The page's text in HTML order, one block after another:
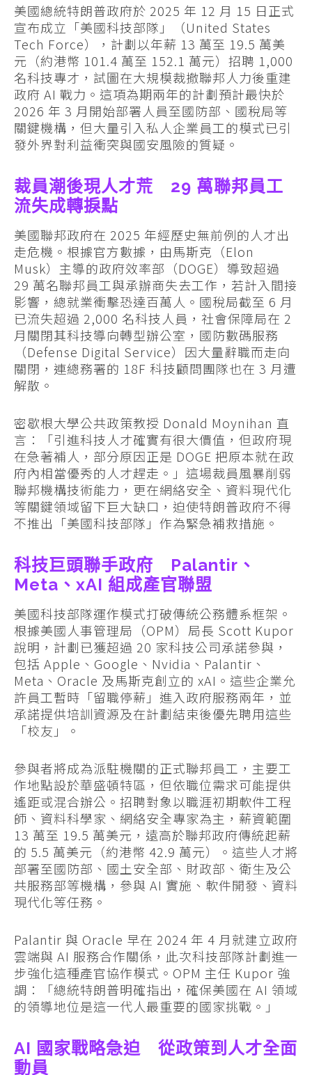
美國總統特朗普政府於 2025 年 12 月 15 日正式
宣布成立「美國科技部隊」（United States
Tech Force），計劃以年薪 13 萬至 19.5 萬美
元（約港幣 101.4 萬至 152.1 萬元）招聘 1,000
名科技專才，試圖在大規模裁撤聯邦人力後重建
政府 AI 戰力。這項為期兩年的計劃預計最快於
2026 年 3 月開始部署人員至國防部、國稅局等
關鍵機構，但大量引入私人企業員工的模式已引
發外界對利益衝突與國安風險的質疑。
裁員潮後現人才荒 29 萬聯邦員工
流失成轉捩點
美國聯邦政府在 2025 年經歷史無前例的人才出
走危機。根據官方數據，由馬斯克（Elon
Musk）主導的政府效率部（DOGE）導致超過
29 萬名聯邦員工與承辦商失去工作，若計入間接
影響，總就業衝擊恐達百萬人。國稅局截至 6 月
已流失超過 2,000 名科技人員，社會保障局在 2
月關閉其科技導向轉型辦公室，國防數碼服務
（Defense Digital Service）因大量辭職而走向
關閉，連總務署的 18F 科技顧問團隊也在 3 月遭
解散。
密歇根大學公共政策教授 Donald Moynihan 直
言：「引進科技人才確實有很大價值，但政府現
在急著補人，部分原因正是 DOGE 把原本就在政
府內相當優秀的人才趕走。」這場裁員風暴削弱
聯邦機構技術能力，更在網絡安全、資料現代化
等關鍵領域留下巨大缺口，迫使特朗普政府不得
不推出「美國科技部隊」作為緊急補救措施。
科技巨頭聯手政府 Palantir、
Meta、xAI 組成產官聯盟
美國科技部隊運作模式打破傳統公務體系框架。
根據美國人事管理局（OPM）局長 Scott Kupor
說明，計劃已獲超過 20 家科技公司承諾參與，
包括 Apple、Google、Nvidia、Palantir、
Meta、Oracle 及馬斯克創立的 xAI。這些企業允
許員工暫時「留職停薪」進入政府服務兩年，並
承諾提供培訓資源及在計劃結束後優先聘用這些
「校友」。
參與者將成為派駐機關的正式聯邦員工，主要工
作地點設於華盛頓特區，但依職位需求可能提供
遙距或混合辦公。招聘對象以職涯初期軟件工程
師、資料科學家、網絡安全專家為主，薪資範圍
13 萬至 19.5 萬美元，遠高於聯邦政府傳統起薪
的 5.5 萬美元（約港幣 42.9 萬元）。這些人才將
部署至國防部、國土安全部、財政部、衛生及公
共服務部等機構，參與 AI 實施、軟件開發、資料
現代化等任務。
Palantir 與 Oracle 早在 2024 年 4 月就建立政府
雲端與 AI 服務合作關係，此次科技部隊計劃進一
步強化這種產官協作模式。OPM 主任 Kupor 強
調：「總統特朗普明確指出，確保美國在 AI 領域
的領導地位是這一代人最重要的國家挑戰。」
AI 國家戰略急迫 從政策到人才全面
動員